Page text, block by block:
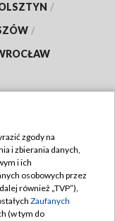
/
/
zgody na
i zbierania danych,
i ich
osobowych przez
również „TVP”),
Zaufanych
(w tym do